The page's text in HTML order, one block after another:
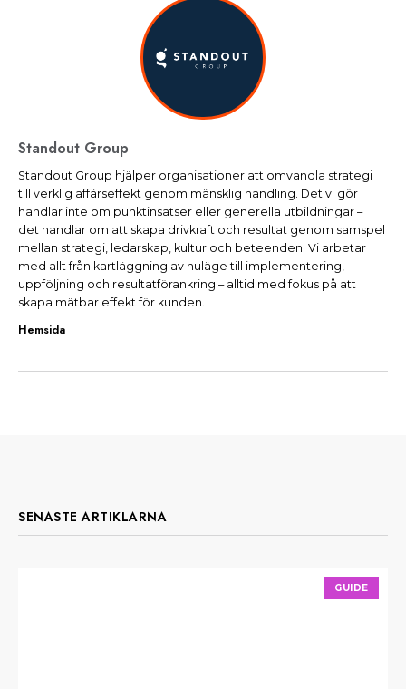
Standout Group
Standout Group hjälper organisationer att omvandla strategi
till verklig affärseffekt genom mänsklig handling. Det vi gör
handlar inte om punktinsatser eller generella utbildningar –
det handlar om att skapa drivkraft och resultat genom samspel
mellan strategi, ledarskap, kultur och beteenden. Vi arbetar
med allt från kartläggning av nuläge till implementering,
uppföljning och resultatförankring – alltid med fokus på att
skapa mätbar effekt för kunden.
Hemsida
SENASTE ARTIKLARNA
GUIDE